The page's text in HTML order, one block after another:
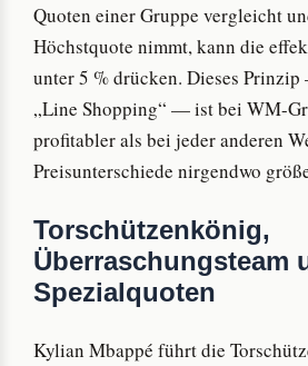
Quoten einer Gruppe vergleicht
Höchstquote nimmt, kann die
unter 5 % drücken. Dieses
„Line Shopping“ — ist bei WM-
profitabler als bei jeder anderen
Preisunterschiede nirgendwo
Torschützenkönig,
Überraschungsteam
Spezialquoten
Kylian Mbappé führt die